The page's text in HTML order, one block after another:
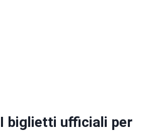
I biglietti ufficiali per